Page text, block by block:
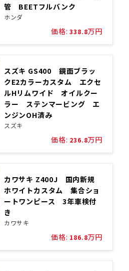
管 BEETフルバンク
ホンダ
価格: 338.8万円
スズキ GS400 鏡面ブラッ
クE2カラーカスタム エクセ
ルHリムワイド オイルクー
ラー ステンマービング エ
ンジンOH済み
スズキ
価格: 236.8万円
カワサキ Z400J 国内新規
ホワイトカスタム 集合ショ
ートワンピース 3年車検付
き
カワサキ
価格: 186.8万円